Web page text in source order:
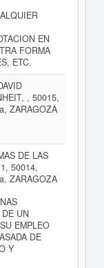
EN
FORMA
ETC.
, 50015,
ZARAGOZA
DE LAS
50014,
ZARAGOZA
UN
EMPLEO
DE
Y